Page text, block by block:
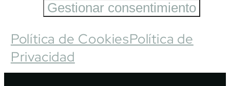
Gestionar consentimiento
Política de CookiesPolítica de
Privacidad